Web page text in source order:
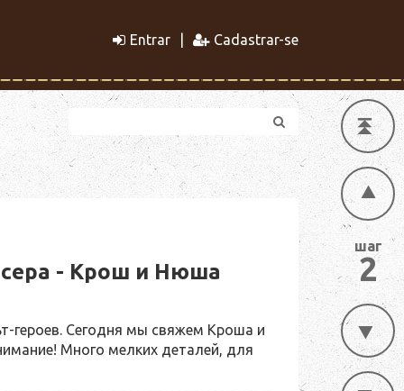
Entrar Cadastrar-se
- Крош и Нюша
героев. Сегодня мы свяжем Кроша и
Много мелких деталей, для
шаг
2